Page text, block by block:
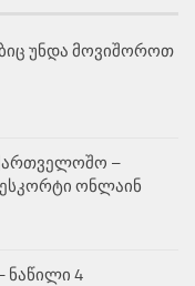
უნდა მოვიშოროთ
–
ონლაინ
ნაწილი 4